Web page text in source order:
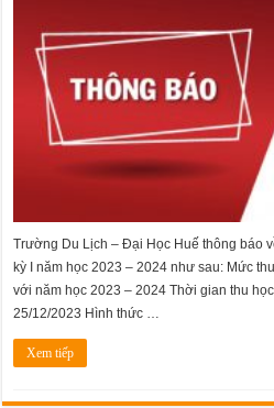
Trường Du Lịch – Đại Học Huế thông báo
kỳ I năm học 2023 – 2024 như sau: Mức
với năm học 2023 – 2024 Thời gian thu
25/12/2023 Hình thức …
Xem tiếp